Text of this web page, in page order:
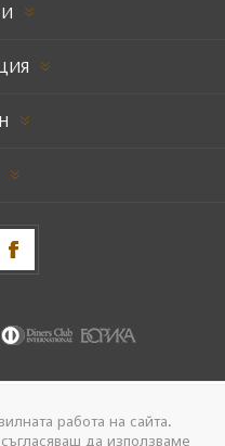
Всички права запазени.
работа на сайта.
да използваме